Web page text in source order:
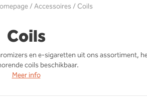
/Accessoires/ Coils
Coils
en e-sigaretten uit ons assortiment,
coils beschikbaar.
Meer info